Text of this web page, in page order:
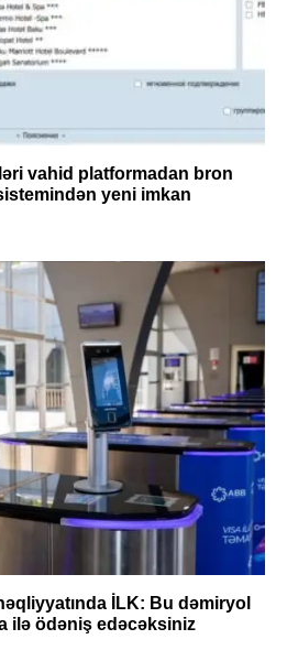
vahid platformadan bron
yeni imkan
İLK: Bu dəmiryol
ilə ödəniş edəcəksiniz